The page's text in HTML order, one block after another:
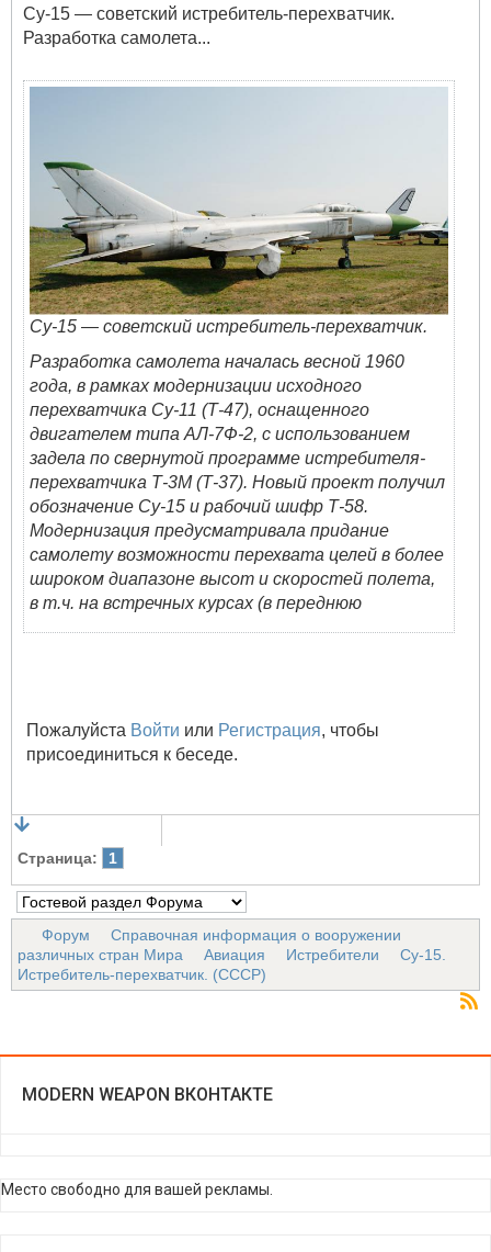
Су-15 — советский истребитель-перехватчик.
Разработка самолета...
Су-15 — советский истребитель-перехватчик.
Разработка самолета началась весной 1960
года, в рамках модернизации исходного
перехватчика Су-11 (Т-47), оснащенного
двигателем типа АЛ-7Ф-2, с использованием
задела по свернутой программе истребителя-
перехватчика Т-3М (Т-37). Новый проект получил
обозначение Су-15 и рабочий шифр Т-58.
Модернизация предусматривала придание
самолету возможности перехвата целей в более
широком диапазоне высот и скоростей полета,
в т.ч. на встречных курсах (в переднюю
Пожалуйста Войти или Регистрация, чтобы
присоединиться к беседе.
Страница: 1
Форум
Справочная информация о вооружении
различных стран Мира
Авиация Истребители
Су-15.
Истребитель-перехватчик. (СССР)
MODERN WEAPON ВКОНТАКТЕ
Место свободно для вашей рекламы.